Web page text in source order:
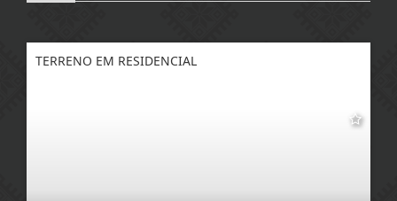
TERRENO EM RESIDENCIAL